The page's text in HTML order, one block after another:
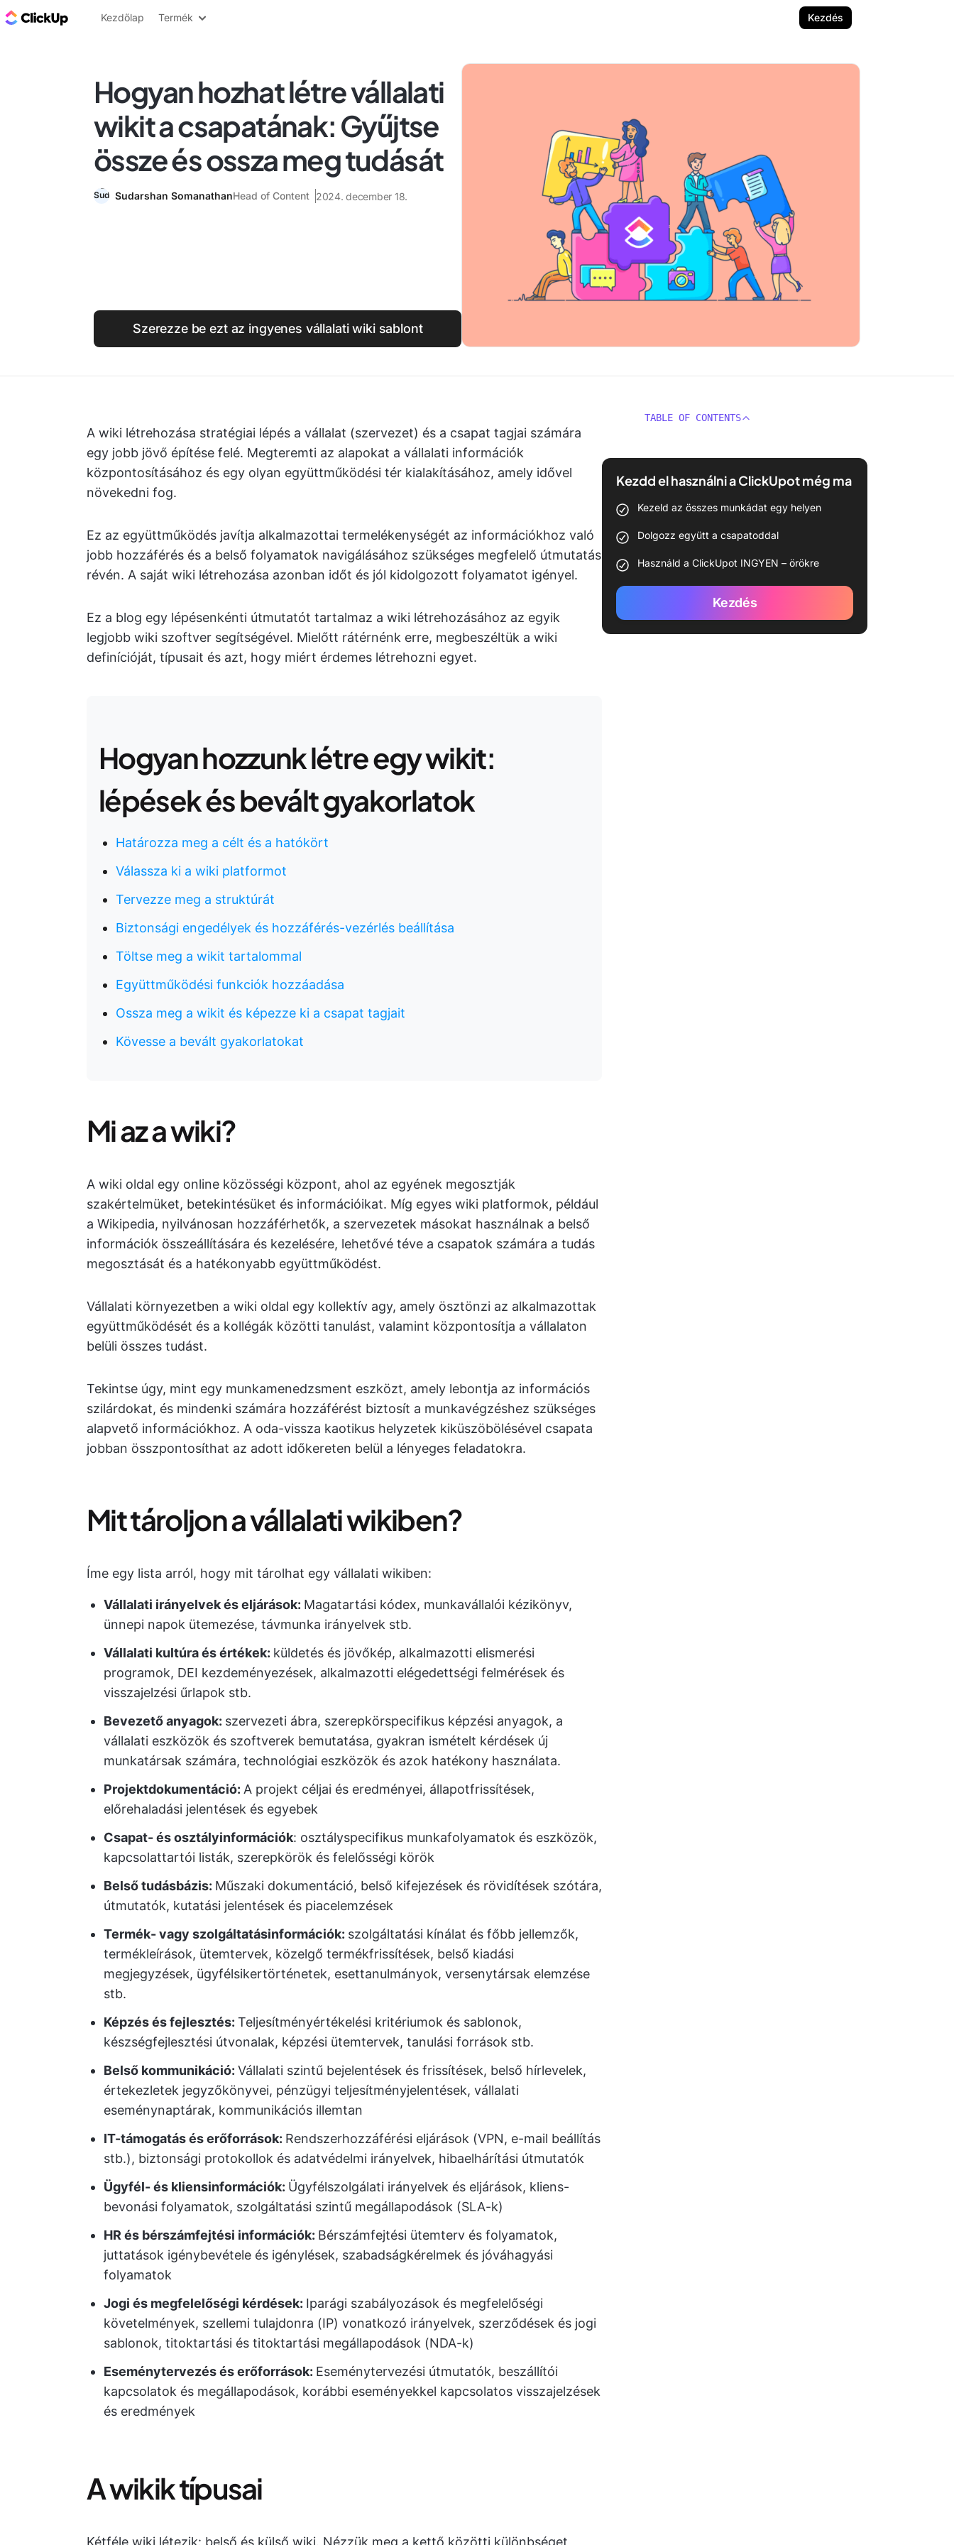
ClickUp blog
Kezdőlap Termék Kezdés
Hogyan hozhat létre vállalati
wikit a csapatának: Gyűjtse
össze és ossza meg tudását
Sudarshan SomanathanHead of Content 2024. december 18.
Szerezze be ezt az ingyenes vállalati wiki sablont
A wiki létrehozása stratégiai lépés a vállalat (szervezet) és a csapat tagjai számára
egy jobb jövő építése felé. Megteremti az alapokat a vállalati információk
központosításához és egy olyan együttműködési tér kialakításához, amely idővel
növekedni fog.
Ez az együttműködés javítja alkalmazottai termelékenységét az információkhoz való
jobb hozzáférés és a belső folyamatok navigálásához szükséges megfelelő útmutatás
révén. A saját wiki létrehozása azonban időt és jól kidolgozott folyamatot igényel.
Ez a blog egy lépésenkénti útmutatót tartalmaz a wiki létrehozásához az egyik
legjobb wiki szoftver segítségével. Mielőtt rátérnénk erre, megbeszéltük a wiki
definícióját, típusait és azt, hogy miért érdemes létrehozni egyet.
Hogyan hozzunk létre egy wikit:
lépések és bevált gyakorlatok
Határozza meg a célt és a hatókört
Válassza ki a wiki platformot
Tervezze meg a struktúrát
Biztonsági engedélyek és hozzáférés-vezérlés beállítása
Töltse meg a wikit tartalommal
Együttműködési funkciók hozzáadása
Ossza meg a wikit és képezze ki a csapat tagjait
Kövesse a bevált gyakorlatokat
Mi az a wiki?
A wiki oldal egy online közösségi központ, ahol az egyének megosztják
szakértelmüket, betekintésüket és információikat. Míg egyes wiki platformok, például
a Wikipedia, nyilvánosan hozzáférhetők, a szervezetek másokat használnak a belső
információk összeállítására és kezelésére, lehetővé téve a csapatok számára a tudás
megosztását és a hatékonyabb együttműködést.
Vállalati környezetben a wiki oldal egy kollektív agy, amely ösztönzi az alkalmazottak
együttműködését és a kollégák közötti tanulást, valamint központosítja a vállalaton
belüli összes tudást.
Tekintse úgy, mint egy munkamenedzsment eszközt, amely lebontja az információs
szilárdokat, és mindenki számára hozzáférést biztosít a munkavégzéshez szükséges
alapvető információkhoz. A oda-vissza kaotikus helyzetek kiküszöbölésével csapata
jobban összpontosíthat az adott időkereten belül a lényeges feladatokra.
Mit tároljon a vállalati wikiben?
Íme egy lista arról, hogy mit tárolhat egy vállalati wikiben:
Vállalati irányelvek és eljárások: Magatartási kódex, munkavállalói kézikönyv,
ünnepi napok ütemezése, távmunka irányelvek stb.
Vállalati kultúra és értékek: küldetés és jövőkép, alkalmazotti elismerési
programok, DEI kezdeményezések, alkalmazotti elégedettségi felmérések és
visszajelzési űrlapok stb.
Bevezető anyagok: szervezeti ábra, szerepkörspecifikus képzési anyagok, a
vállalati eszközök és szoftverek bemutatása, gyakran ismételt kérdések új
munkatársak számára, technológiai eszközök és azok hatékony használata.
Projektdokumentáció: A projekt céljai és eredményei, állapotfrissítések,
előrehaladási jelentések és egyebek
Csapat- és osztályinformációk: osztályspecifikus munkafolyamatok és eszközök,
kapcsolattartói listák, szerepkörök és felelősségi körök
Belső tudásbázis: Műszaki dokumentáció, belső kifejezések és rövidítések szótára,
útmutatók, kutatási jelentések és piacelemzések
Termék- vagy szolgáltatásinformációk: szolgáltatási kínálat és főbb jellemzők,
termékleírások, ütemtervek, közelgő termékfrissítések, belső kiadási
megjegyzések, ügyfélsikertörténetek, esettanulmányok, versenytársak elemzése
stb.
Képzés és fejlesztés: Teljesítményértékelési kritériumok és sablonok,
készségfejlesztési útvonalak, képzési ütemtervek, tanulási források stb.
Belső kommunikáció: Vállalati szintű bejelentések és frissítések, belső hírlevelek,
értekezletek jegyzőkönyvei, pénzügyi teljesítményjelentések, vállalati
eseménynaptárak, kommunikációs illemtan
IT-támogatás és erőforrások: Rendszerhozzáférési eljárások (VPN, e-mail beállítás
stb.), biztonsági protokollok és adatvédelmi irányelvek, hibaelhárítási útmutatók
Ügyfél- és kliensinformációk: Ügyfélszolgálati irányelvek és eljárások, kliens-
bevonási folyamatok, szolgáltatási szintű megállapodások (SLA-k)
HR és bérszámfejtési információk: Bérszámfejtési ütemterv és folyamatok,
juttatások igénybevétele és igénylések, szabadságkérelmek és jóváhagyási
folyamatok
Jogi és megfelelőségi kérdések: Iparági szabályozások és megfelelőségi
követelmények, szellemi tulajdonra (IP) vonatkozó irányelvek, szerződések és jogi
sablonok, titoktartási és titoktartási megállapodások (NDA-k)
Eseménytervezés és erőforrások: Eseménytervezési útmutatók, beszállítói
kapcsolatok és megállapodások, korábbi eseményekkel kapcsolatos visszajelzések
és eredmények
A wikik típusai
Kétféle wiki létezik: belső és külső wiki. Nézzük meg a kettő közötti különbséget,
TABLE OF CONTENTS
Kezdd el használni a ClickUpot még ma
Kezeld az összes munkádat egy helyen
Dolgozz együtt a csapatoddal
Használd a ClickUpot INGYEN – örökre
Kezdés